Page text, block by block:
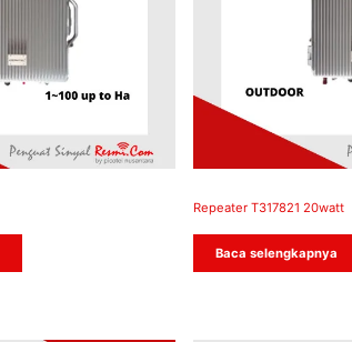
Repeater T317821 20watt
Baca selengkapnya